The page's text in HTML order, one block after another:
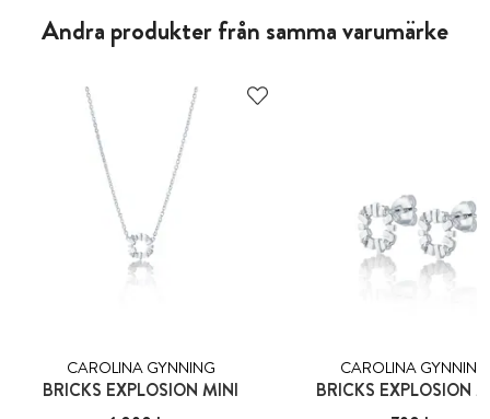
Andra produkter från samma varumärke
CAROLINA GYNNING
BRICKS EXPLOSION MINI
CAROLINA GYNNING
BRICKS EXPLOSION